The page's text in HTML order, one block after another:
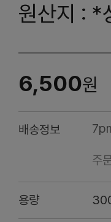
원산지 : *
6,500원
배송정보
주
용량